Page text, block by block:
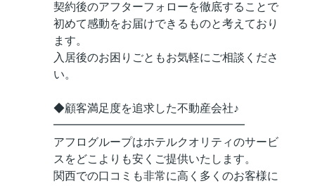
契約後のアフターフォローを徹底することで
初めて感動をお届けできるものと考えており
ます。
入居後のお困りごともお気軽にご相談くださ
い。
◆顧客満足度を追求した不動産会社♪
━━━━━━━━━━━━━━━━━
アフログループはホテルクオリティのサービ
スをどこよりも安くご提供いたします。
関西での口コミも非常に高く多くのお客様に